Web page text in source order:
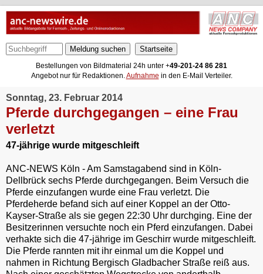
Meldung suchen
Bestellungen von Bildmaterial 24h unter +49-201-24 86 281
Angebot nur für Redaktionen.Aufnahme in den E-Mail Verteiler.
Sonntag, 23. Februar 2014
Pferde durchgegangen – eine Frau
verletzt
47-jährige wurde mitgeschleift
ANC-NEWS Köln - Am Samstagabend sind in Köln-
Dellbrück sechs Pferde durchgegangen. Beim Versuch die
Pferde einzufangen wurde eine Frau verletzt. Die
Pferdeherde befand sich auf einer Koppel an der Otto-
Kayser-Straße als sie gegen 22:30 Uhr durchging. Eine der
Besitzerinnen versuchte noch ein Pferd einzufangen. Dabei
verhakte sich die 47-jährige im Geschirr wurde mitgeschleift.
Die Pferde rannten mit ihr einmal um die Koppel und
nahmen in Richtung Bergisch Gladbacher Straße reiß aus.